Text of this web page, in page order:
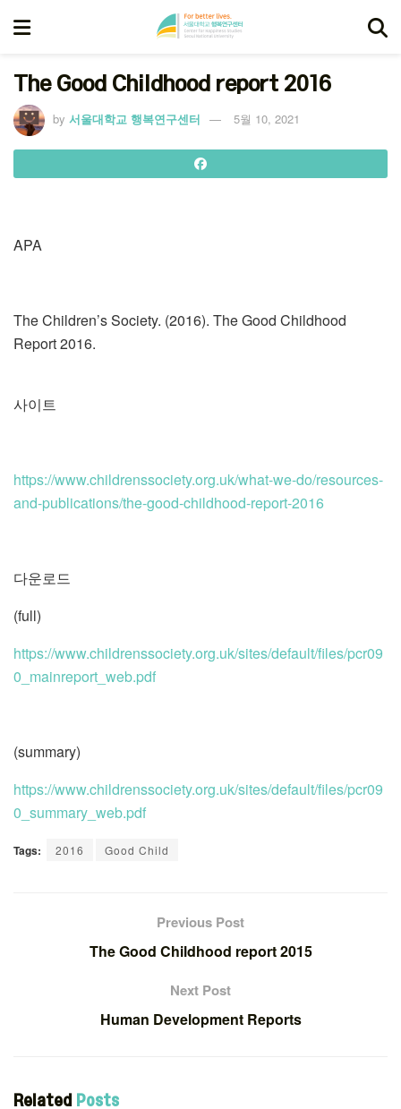
The Good Childhood report 2016
by 서울대학교 행복연구센터 5월 10, 2021
APA
The Children’s Society. (2016). The Good Childhood
Report 2016.
사이트
https://www.childrenssociety.org.uk/what-we-do/resources-
and-publications/the-good-childhood-report-2016
다운로드
(full)
https://www.childrenssociety.org.uk/sites/default/files/pcr09
0_mainreport_web.pdf
(summary)
https://www.childrenssociety.org.uk/sites/default/files/pcr09
0_summary_web.pdf
Tags: 2016 Good Child
Previous Post
The Good Childhood report 2015
Next Post
Human Development Reports
Related Posts